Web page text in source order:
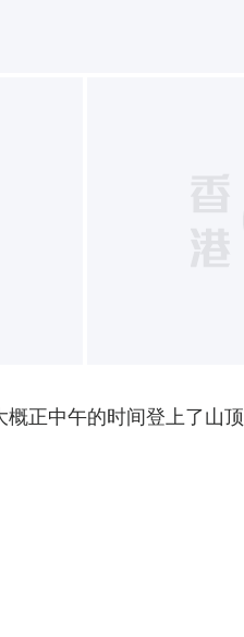
正中午的时间登上了山顶